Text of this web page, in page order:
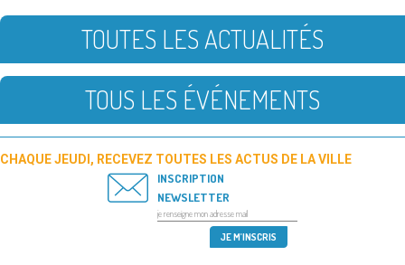
TOUTES LES ACTUALITÉS
TOUS LES ÉVÉNEMENTS
CHAQUE JEUDI, RECEVEZ TOUTES LES ACTUS DE LA VILLE
INSCRIPTION
NEWSLETTER